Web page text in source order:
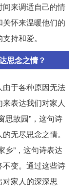
来调适自己的情
怀来温暖他们的
持和爱。
思念之情？
于各种原因无法
表达我们对家人
思故园”，这句诗
无尽思念之情。
乡”，这句诗表达
变。通过这些诗
家人的深深思